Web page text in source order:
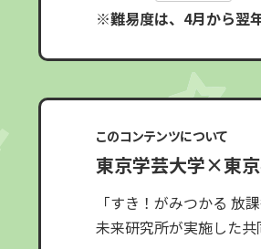
※難易度は、4月から翌
このコンテンツについて
東京学芸大学×東
「すき！がみつかる 放
未来研究所が実施した共